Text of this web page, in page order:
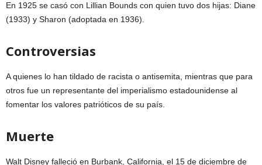
En 1925 se casó con Lillian Bounds con quien tuvo dos hijas: Diane
(1933) y Sharon (adoptada en 1936).
Controversias
A quienes lo han tildado de racista o antisemita, mientras que para
otros fue un representante del imperialismo estadounidense al
fomentar los valores patrióticos de su país.
Muerte
Walt Disney falleció en Burbank, California, el 15 de diciembre de